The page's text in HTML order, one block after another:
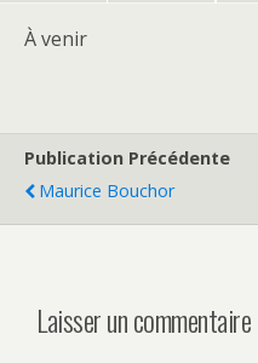
À venir
Publication Précédente
Maurice Bouchor
Laisser un commentaire